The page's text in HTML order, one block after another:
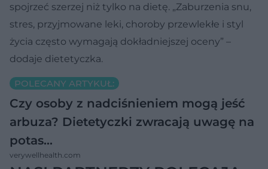
spojrzeć szerzej niż tylko na dietę. „Zaburzenia snu,
stres, przyjmowane leki, choroby przewlekłe i styl
życia często wymagają dokładniejszej oceny” –
dodaje dietetyczka.
POLECANY ARTYKUŁ:
Czy osoby z nadciśnieniem mogą jeść
arbuza? Dietetyczki zwracają uwagę na
potas…
verywellhealth.com